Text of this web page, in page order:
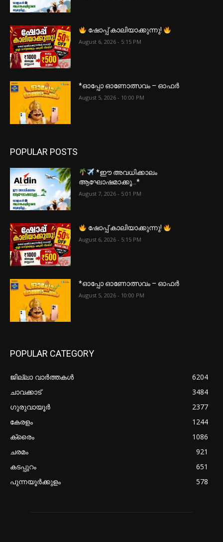
ഷോപ്പ് കാലിയാക്കുന്നു!
August 6, 2026 - 5:15 PM
*ഓപ്പോ ഓണോത്സവം – ഓഫർ
August 5, 2026 - 10:00 PM
POPULAR POSTS
*ഈ അവധിക്കാലം
ആഘോഷമാക്കൂ…*
August 7, 2026 - 5:01 PM
ഷോപ്പ് കാലിയാക്കുന്നു!
August 6, 2026 - 5:15 PM
*ഓപ്പോ ഓണോത്സവം – ഓഫർ
August 5, 2026 - 10:00 PM
POPULAR CATEGORY
ജില്ലാ വാർത്തകൾ
6204
ചാവക്കാട്
3484
ഗുരുവായൂർ
2377
കേരളം
1244
ക്രൈം
1086
ചരമം
921
കടപ്പുറം
651
പുന്നയൂർക്കുളം
578